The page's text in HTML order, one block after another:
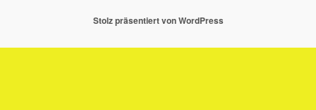
Stolz präsentiert von WordPress